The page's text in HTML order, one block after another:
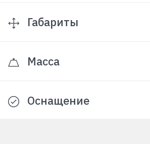
Габариты
Масса
Оснащение